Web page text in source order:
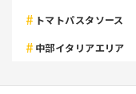
トマトパスタソース
中部イタリアエリア